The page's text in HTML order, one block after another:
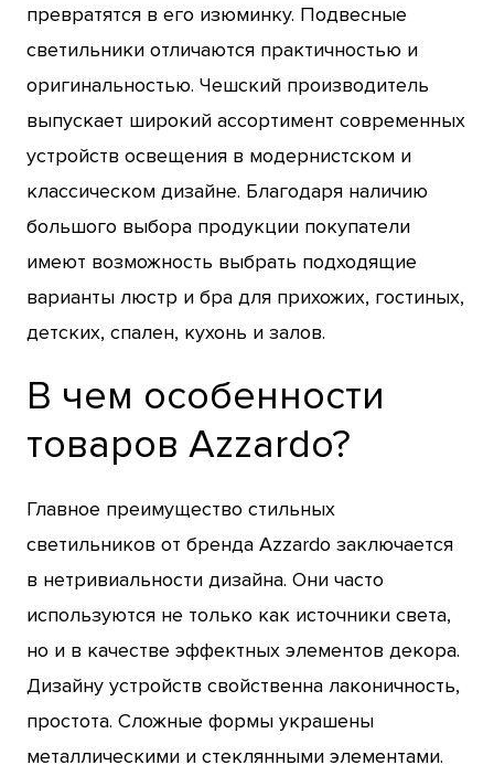
превратятся в его изюминку. Подвесные
светильники отличаются практичностью и
оригинальностью. Чешский производитель
выпускает широкий ассортимент современных
устройств освещения в модернистском и
классическом дизайне. Благодаря наличию
большого выбора продукции покупатели
имеют возможность выбрать подходящие
варианты люстр и бра для прихожих, гостиных,
детских, спален, кухонь и залов.
В чем особенности
товаров Azzardo?
Главное преимущество стильных
светильников от бренда Azzardo заключается
в нетривиальности дизайна. Они часто
используются не только как источники света,
но и в качестве эффектных элементов декора.
Дизайну устройств свойственна лаконичность,
простота. Сложные формы украшены
металлическими и стеклянными элементами.